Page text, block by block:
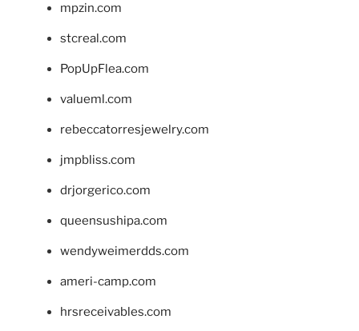
mpzin.com
stcreal.com
PopUpFlea.com
valueml.com
rebeccatorresjewelry.com
jmpbliss.com
drjorgerico.com
queensushipa.com
wendyweimerdds.com
ameri-camp.com
hrsreceivables.com